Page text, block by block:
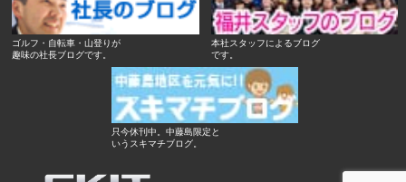
ゴルフ・自転車・山登りが
趣味の社長ブログです。
本社スタッフによるブログ
です。
只今休刊中。中藤島限定と
いうスキマチブログ。